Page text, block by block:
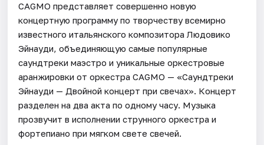
CAGMO представляет совершенно новую
концертную программу по творчеству всемирно
известного итальянского композитора Людовико
Эйнауди, объединяющую самые популярные
саундтреки маэстро и уникальные оркестровые
аранжировки от оркестра CAGMO — «Саундтреки
Эйнауди — Двойной концерт при свечах». Концерт
разделен на два акта по одному часу. Музыка
прозвучит в исполнении струнного оркестра и
фортепиано при мягком свете свечей.